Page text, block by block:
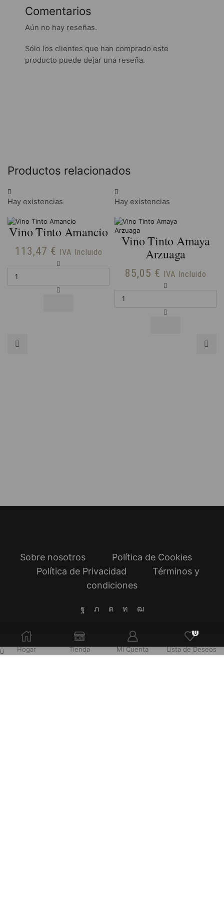
Comentarios
Aún no hay reseñas.
Sólo los clientes que han comprado este
producto puede dejar una reseña.
Productos relacionados
Hay existencias
Vino Tinto Amancio
113,47 € IVA Incluido
Hay existencias
Vino Tinto Amaya
Arzuaga
85,05 € IVA Incluido
Sobre nosotros
Política de Cookies
Política de Privacidad
Términos y
condiciones
Facebook
TwitterInstagram
LinkedinYoutube
Hogar Tienda Mi Cuenta
0
Lista de Deseos